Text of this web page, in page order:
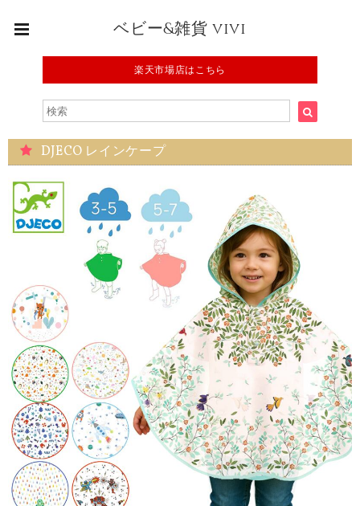
ベビー&雑貨 vivi
楽天市場店はこちら
DJECO レインケープ